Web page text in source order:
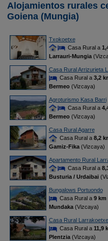
Alojamientos rurales
Goiena (Mungia)
Txokoetxe
Casa Rural a
Larrauri-Mungia
Casa Rural Arrizurieta
Casa Rural a 3,2
Bermeo(Vizcaya)
Agroturismo Kasa Barri
Casa Rural a
Bermeo(Vizcaya)
Casa Rural Agarre
Casa Rural a 8,2
Gamiz-Fika(Vizcaya)
Apartamento Rural
Casa Rural a
Busturia / Urdaibai
Bungalows Portuondo
Casa Rural a 9 km
Mundaka(Vizcaya)
Casa Rural
Casa Rural a 11,9
Plentzia(Vizcaya)